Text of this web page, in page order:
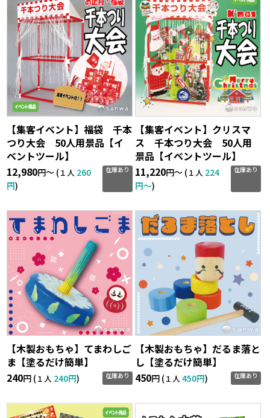
【集客イベント】福袋 千本
つり大会 50人用景品【イ
ベントツール】
12,980円〜 (１人 260
円)
在庫あり
【集客イベント】クリスマ
ス 千本つり大会 50人用
景品【イベントツール】
11,220円〜 (１人 224
円〜)
在庫あり
【木製おもちゃ】てまわしご
ま【塗るだけ簡単】
240円 (１人 240円) 在庫あり
【木製おもちゃ】だるま落と
し【塗るだけ簡単】
450円 (１人450円) 在庫あり